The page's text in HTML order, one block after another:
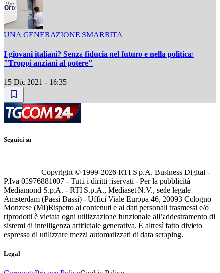
UNA GENERAZIONE SMARRITA
I giovani italiani? Senza fiducia nel futuro e nella politica:
"Troppi anziani al potere"
15 Dic 2021 - 16:35
Seguici su
Copyright © 1999-2026 RTI S.p.A. Business Digital -
P.Iva 03976881007 - Tutti i diritti riservati - Per la pubblicità
Mediamond S.p.A. - RTI S.p.A., Mediaset N.V., sede legale
Amsterdam (Paesi Bassi) - Uffici Viale Europa 46, 20093 Cologno
Monzese (MI)Rispetto ai contenuti e ai dati personali trasmessi e/o
riprodotti è vietata ogni utilizzazione funzionale all’addestramento di
sistemi di intelligenza artificiale generativa. È altresì fatto divieto
espresso di utilizzare mezzi automatizzati di data scraping.
Legal